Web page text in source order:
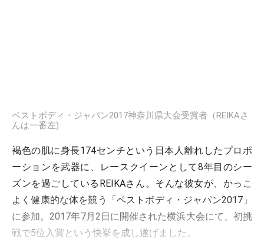
ベストボディ・ジャパン2017神奈川県大会受賞者（REIKAさ
んは一番左)
褐色の肌に身長174センチという日本人離れしたプロポ
ーションを武器に、レースクイーンとして8年目のシー
ズンを過ごしているREIKAさん。そんな彼女が、かっこ
よく健康的な体を競う「ベストボディ・ジャパン2017」
に参加。2017年7月2日に開催された横浜大会にて、初挑
戦で5位入賞という快挙を成し遂げました。